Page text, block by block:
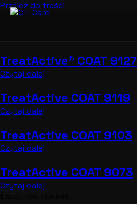
Przejdź do treści
TreatActive® COAT 9127
Czytaj dalej
TreatActive COAT 9119
Czytaj dalej
TreatActive COAT 9103
Czytaj dalej
TreatActive COAT 9073
Czytaj dalej